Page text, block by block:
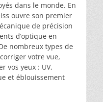
dans le monde. En
ouvre son premier
de précision
d’optique en
nombreux types de
votre vue,
vos yeux : UV,
et éblouissement